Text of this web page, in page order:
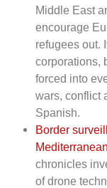
Middle East
encourage
refugees out.
corporations,
forced into
wars, conflict
Spanish.
Border
Mediterranean
chronicles
of drone